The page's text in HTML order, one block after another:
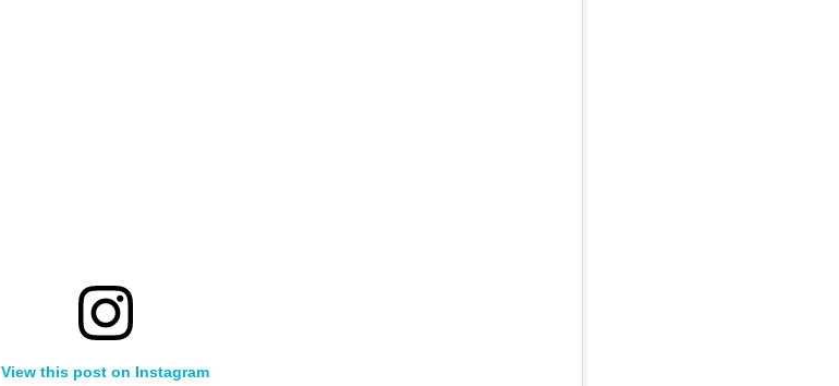
View this post on Instagram